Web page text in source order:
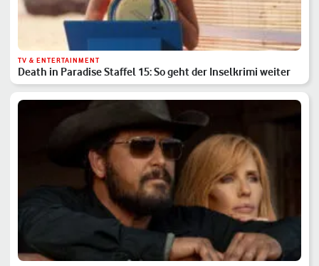
TV & ENTERTAINMENT
Death in Paradise Staffel 15: So geht der Inselkrimi weiter